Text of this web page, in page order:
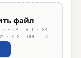
файл
· EPUB · VTT · SRT
· XLS · ODT · PO